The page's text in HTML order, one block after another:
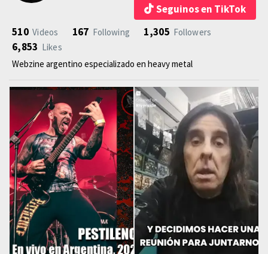
Seguinos en TikTok
510 Videos 167 Following 1,305 Followers
6,853 Likes
Webzine argentino especializado en heavy metal